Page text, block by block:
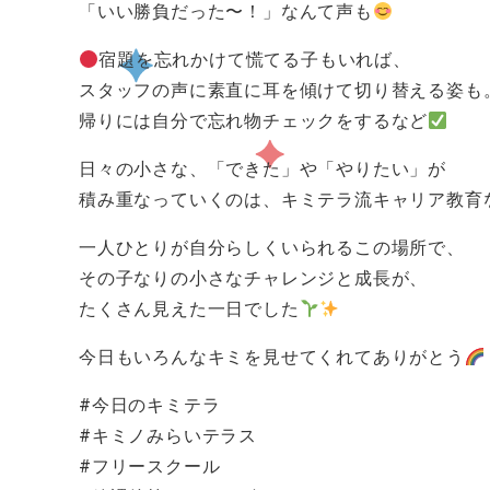
「いい勝負だった〜！」なんて声も
宿題を忘れかけて慌てる子もいれば、
スタッフの声に素直に耳を傾けて切り替える姿も。
帰りには自分で忘れ物チェックをするなど
日々の小さな、「できた」や「やりたい」が
積み重なっていくのは、キミテラ流キャリア教育
一人ひとりが自分らしくいられるこの場所で、
その子なりの小さなチャレンジと成長が、
たくさん見えた一日でした
今日もいろんなキミを見せてくれてありがとう
#今日のキミテラ
#キミノみらいテラス
#フリースクール